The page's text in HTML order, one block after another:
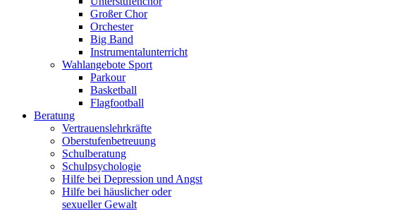
Großer Chor
Orchester
Big Band
Instrumentalunterricht
Wahlangebote Sport
Parkour
Basketball
Flagfootball
Beratung
Vertrauenslehrkräfte
Oberstufenbetreuung
Schulberatung
Schulpsychologie
Hilfe bei Depression und Angst
Hilfe bei häuslicher oder
sexueller Gewalt